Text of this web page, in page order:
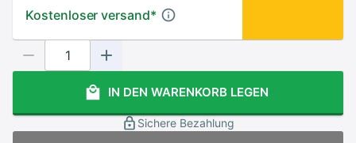
Kostenloser versand*
IN DEN WARENKORB LEGEN
Sichere Bezahlung